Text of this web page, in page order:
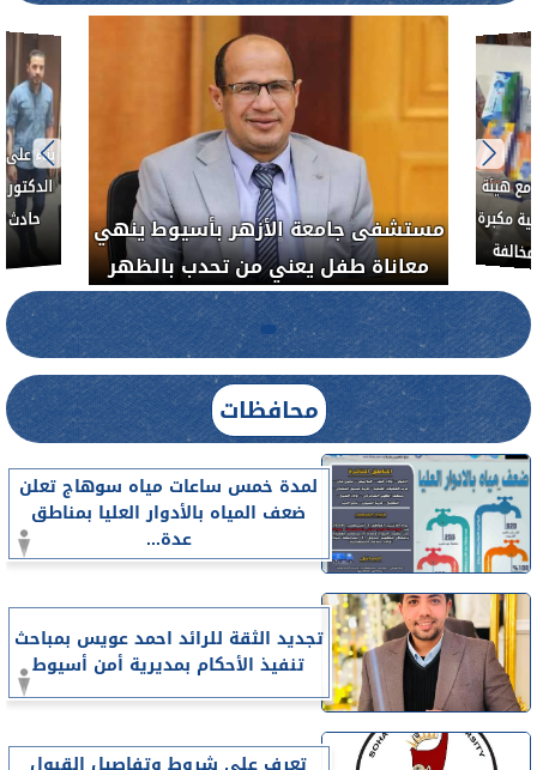
العلاج الحر بمنفلوط بالتعاون مع هيئة
الدواء المصرية يشن حملة رقابية مكبرة
لضبط المنشآت الطبية المخالفة.....
خبيث
محافظات
لمدة خمس ساعات مياه سوهاج تعلن
ضعف المياه بالأدوار العليا بمناطق
عدة...
تجديد الثقة للرائد احمد عويس بمباحث
تنفيذ الأحكام بمديرية أمن أسيوط